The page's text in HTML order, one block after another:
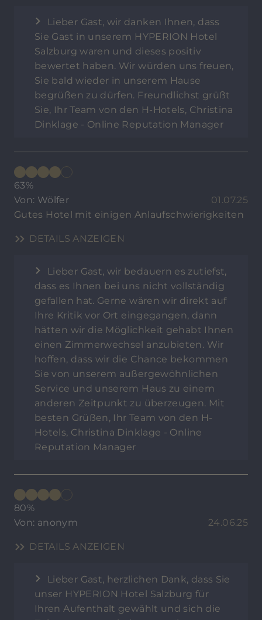
Lieber Gast, wir danken Ihnen, dass
Sie Gast in unserem HYPERION Hotel
Salzburg waren und dieses positiv
bewertet haben. Wir würden uns freuen,
Sie bald wieder in unserem Hause
begrüßen zu dürfen. Freundlichst grüßt
Sie, Ihr Team von den H-Hotels, Christina
Dinklage - Online Reputation Manager
63%
Von: Wölfer
01.07.25
Gutes Hotel mit einigen Anlaufschwierigkeiten
DETAILS ANZEIGEN
Lieber Gast, wir bedauern es zutiefst,
dass es Ihnen bei uns nicht vollständig
gefallen hat. Gerne wären wir direkt auf
Ihre Kritik vor Ort eingegangen, dann
hätten wir die Möglichkeit gehabt Ihnen
einen Zimmerwechsel anzubieten. Wir
hoffen, dass wir die Chance bekommen
Sie von unserem außergewöhnlichen
Service und unserem Haus zu einem
anderen Zeitpunkt zu überzeugen. Mit
besten Grüßen, Ihr Team von den H-
Hotels, Christina Dinklage - Online
Reputation Manager
80%
Von: anonym
24.06.25
DETAILS ANZEIGEN
Lieber Gast, herzlichen Dank, dass Sie
unser HYPERION Hotel Salzburg für
Ihren Aufenthalt gewählt und sich die